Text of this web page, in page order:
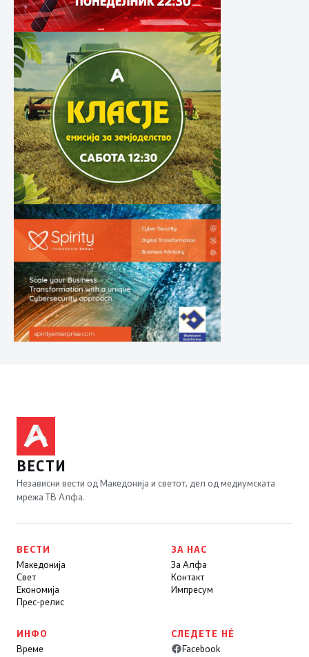
ВЕСТИ
Независни вести од Македонија и светот, дел од медиумската
мрежа ТВ Алфа.
ВЕСТИ
Македонија
Свет
Економија
Прес-релис
ЗА НАС
За Алфа
Контакт
Импресум
ИНФО
Време
СЛЕДЕТЕ НÉ
Facebook